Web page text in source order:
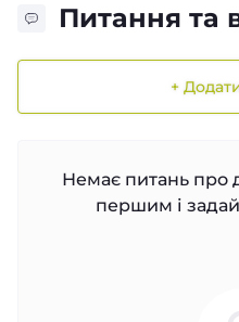
Питання та
+
Немає питань про
першим і